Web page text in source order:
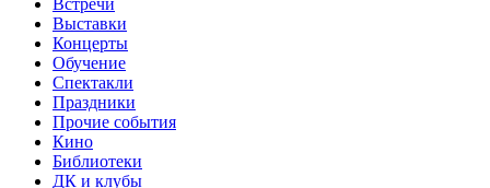
Встречи
Выставки
Концерты
Обучение
Спектакли
Праздники
Прочие события
Кино
Библиотеки
ДК и клубы